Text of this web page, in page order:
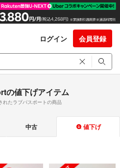
ログイン 会員登録
の値下げアイテム
れたラブパスポートの商品
中古 値下げ